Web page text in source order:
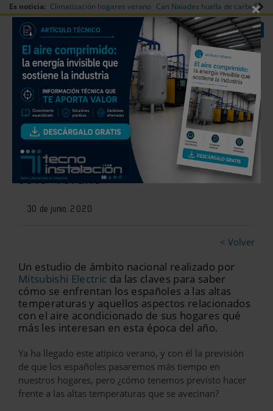
Es noticia: Climatización hogares verano Can Naiades huella de carbono
Redes Sociales Es noticia Login empresas Registro
La salud, factor decisivo para la
compra de Aire Acondicionado
este verano
30 de junio, 2020
< Volver
Un estudio de ámbito nacional realizado por
Mitsubishi Electric da las claves para saber
cómo se enfrentan los españoles a las altas
temperaturas y aquellos aspectos relacionados
con el aire acondicionado de sus hogares qué
más les interesan en esta época del año.
Ya ha llegado este atípico verano, y con él la previsión
de que los españoles pasaremos más tiempo en
nuestros hogares, pero ¿cómo tenemos previsto hacer
frente a las altas temperaturas que se avecinan?
×